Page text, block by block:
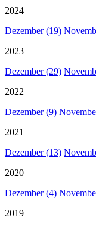
2024
Dezember (19)
2023
Dezember (29)
2022
Dezember (9)
2021
Dezember (13)
2020
Dezember (4)
2019